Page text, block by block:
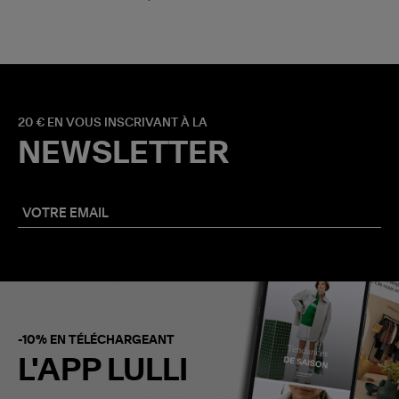
20 € EN VOUS INSCRIVANT À LA
NEWSLETTER
-10% EN TÉLÉCHARGEANT
L'APP LULLI